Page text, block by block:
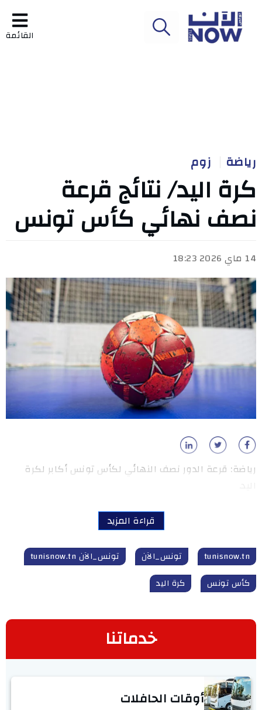
القائمة
رياضة زوم
كرة اليد/ نتائج قرعة
نصف نهائي كأس تونس
14 ماي 2026 18:23
رياضة: قرعة الدور نصف النهائي لكأس تونس أكابر لكرة
قراءة المزيد
tunisnow.tn تونس_الآن
تونس_الآن tunisnow.tn
كأس تونس
كرة اليد
خدماتنا
أوقات الحافلات